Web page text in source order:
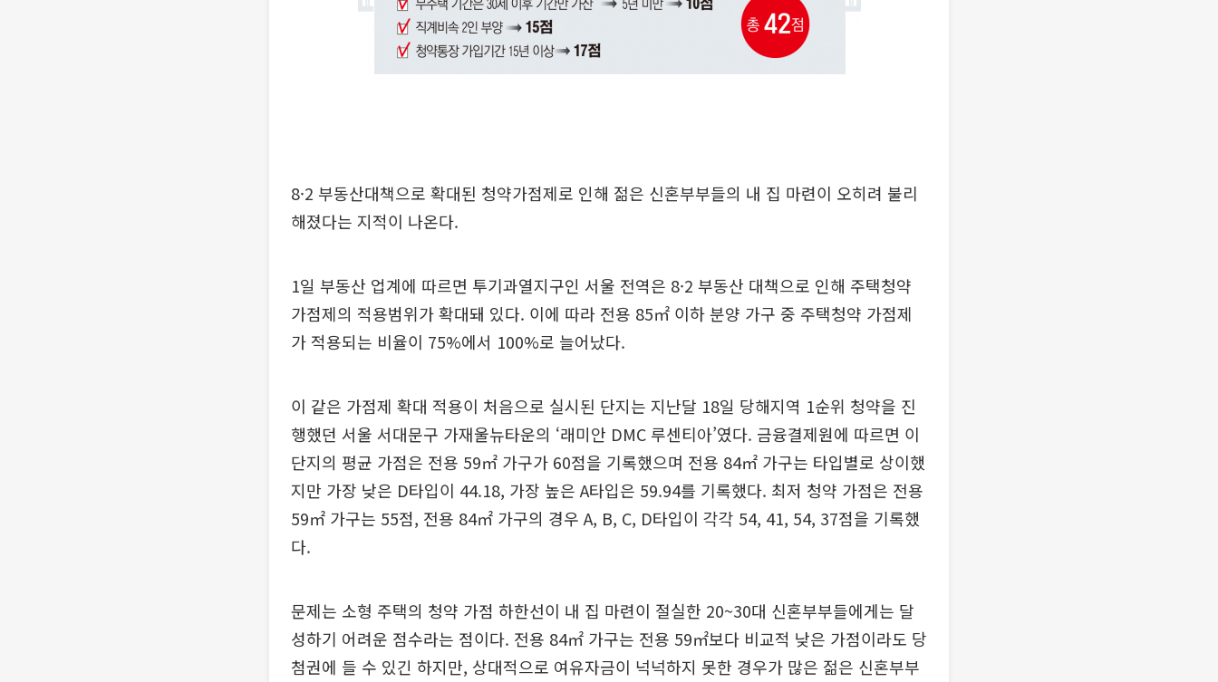
8·2 부동산대책으로 확대된 청약가점제로 인해 젊은 신혼부부들의 내 집 마련이 오히려 불리
해졌다는 지적이 나온다.
1일 부동산 업계에 따르면 투기과열지구인 서울 전역은 8·2 부동산 대책으로 인해 주택청약
가점제의 적용범위가 확대돼 있다. 이에 따라 전용 85㎡ 이하 분양 가구 중 주택청약 가점제
가 적용되는 비율이 75%에서 100%로 늘어났다.
이 같은 가점제 확대 적용이 처음으로 실시된 단지는 지난달 18일 당해지역 1순위 청약을 진
행했던 서울 서대문구 가재울뉴타운의 ‘래미안 DMC 루센티아’였다. 금융결제원에 따르면 이
단지의 평균 가점은 전용 59㎡ 가구가 60점을 기록했으며 전용 84㎡ 가구는 타입별로 상이했
지만 가장 낮은 D타입이 44.18, 가장 높은 A타입은 59.94를 기록했다. 최저 청약 가점은 전용
59㎡ 가구는 55점, 전용 84㎡ 가구의 경우 A, B, C, D타입이 각각 54, 41, 54, 37점을 기록했
다.
문제는 소형 주택의 청약 가점 하한선이 내 집 마련이 절실한 20~30대 신혼부부들에게는 달
성하기 어려운 점수라는 점이다. 전용 84㎡ 가구는 전용 59㎡보다 비교적 낮은 가점이라도 당
첨권에 들 수 있긴 하지만, 상대적으로 여유자금이 넉넉하지 못한 경우가 많은 젊은 신혼부부